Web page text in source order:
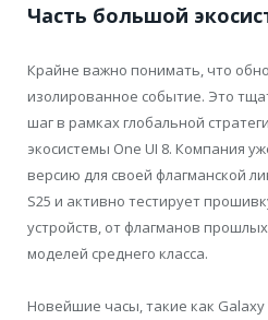
Часть большой
Крайне важно понимать, что
изолированное событие. Это
шаг в рамках глобальной
экосистемы One UI 8. Компания
версию для своей флагманской
S25 и активно тестирует
устройств, от флагманов
моделей среднего класса.
Новейшие часы, такие как